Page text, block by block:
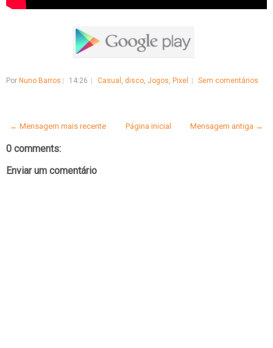
Por Nuno Barros 14:26 Casual , disco, Jogos, Pixel Sem comentários
← Mensagem mais recente Mensagem antiga →
Página inicial
0 comments:
Enviar um comentário